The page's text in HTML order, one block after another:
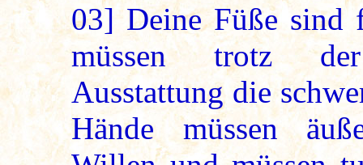
03]Deine Füße sind
müssen trotz
Ausstattung die
Hände müssen